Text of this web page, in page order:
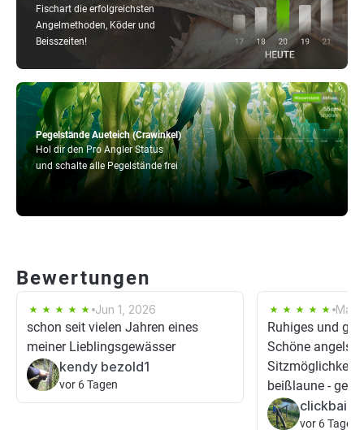
Pegelstände Aueteich (Crawinkel)
Hol dir den Pro Angler Status
und schalte alle Pegelstände frei
Fischart die erfolgreichsten
Angelmethoden, Köder und
Beisszeiten!
Bewertungen
Jun 1, 2026
schon seit vielen Jahren eines
meiner Lieblingsgewässer
kendy bezold1
vor 6 Tagen
May
Ruhiges und
Schöne
beißlaune -
vor 6 Tagen